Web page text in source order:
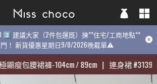
2️⃣ 建議大家（2件包運既）揀**住宅/工商地點**
！ 新貨優惠星期日9/8/2026晚截單⚠️
瘦包腰裙褲-104cm / 89cm | 連身裙#31398-
2️⃣ 建議大家（2件包運既）揀**住宅/工商地點**
！ 新貨優惠星期日9/8/2026晚截單⚠️
瘦包腰裙褲-104cm / 89cm | 連身裙#31398-
2️⃣ 建議大家（2件包運既）揀**住宅/工商地點**
⚠️
-超好著極顯瘦包腰裙褲-104cm / 89cm | 連